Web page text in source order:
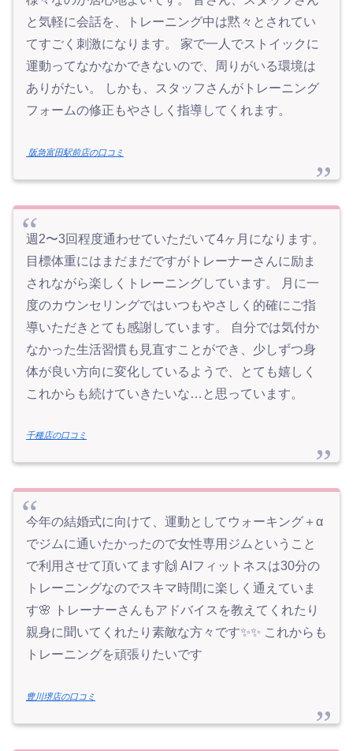
と気軽に会話を、トレーニング中は黙々とされてい
てすごく刺激になります。 家で一人でストイックに
運動ってなかなかできないので、周りがいる環境は
ありがたい。 しかも、スタッフさんがトレーニング
フォームの修正もやさしく指導してくれます。
阪急富田駅前店の口コミ
週2〜3回程度通わせていただいて4ヶ月になります。
目標体重にはまだまだですがトレーナーさんに励ま
されながら楽しくトレーニングしています。 月に一
度のカウンセリングではいつもやさしく的確にご指
導いただきとても感謝しています。 自分では気付か
なかった生活習慣も見直すことができ、少しずつ身
体が良い方向に変化しているようで、とても嬉しく
これからも続けていきたいな…と思っています。
千種店の口コミ
今年の結婚式に向けて、運動としてウォーキング＋‪α
でジムに通いたかったので女性専用ジムということ
で利用させて頂いてます🙌 AIフィットネスは30分の
トレーニングなのでスキマ時間に楽しく通えていま
す🌸 トレーナーさんもアドバイスを教えてくれたり
親身に聞いてくれたり素敵な方々です✨️✨ これからも
トレーニングを頑張りたいです
豊川堺店の口コミ